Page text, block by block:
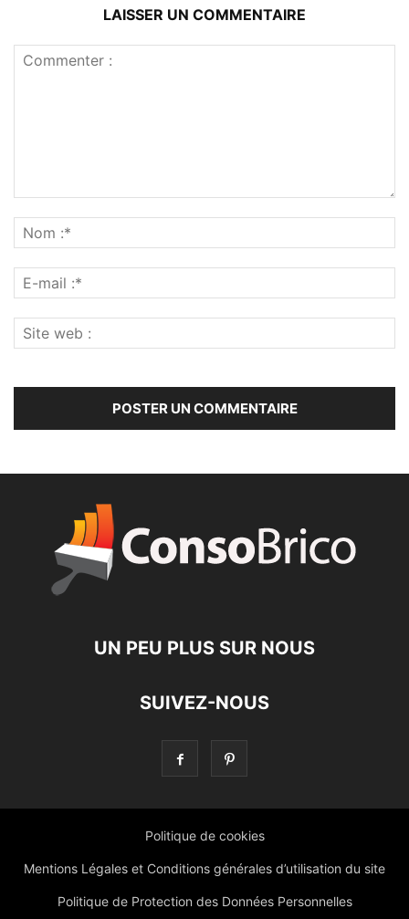
LAISSER UN COMMENTAIRE
UN PEU PLUS SUR NOUS
SUIVEZ-NOUS
Politique de cookies
Mentions Légales et Conditions générales d’utilisation du site
Politique de Protection des Données Personnelles